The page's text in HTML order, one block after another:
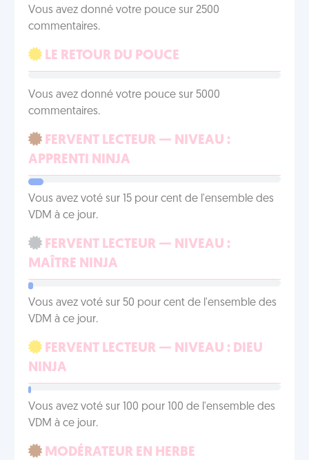
Vous avez donné votre pouce sur 2500
commentaires.
LE RETOUR DU POUCE
Vous avez donné votre pouce sur 5000
commentaires.
FERVENT LECTEUR — NIVEAU :
APPRENTI NINJA
Vous avez voté sur 15 pour cent de l'ensemble des
VDM à ce jour.
FERVENT LECTEUR — NIVEAU :
MAÎTRE NINJA
Vous avez voté sur 50 pour cent de l'ensemble des
VDM à ce jour.
FERVENT LECTEUR — NIVEAU : DIEU
NINJA
Vous avez voté sur 100 pour 100 de l'ensemble des
VDM à ce jour.
MODÉRATEUR EN HERBE